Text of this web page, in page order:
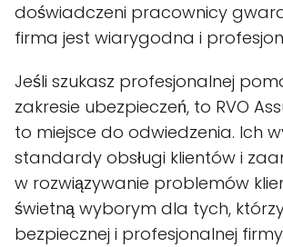
doświadczeni pracownicy
firma jest wiarygodna i
Jeśli szukasz profesjonalnej
zakresie ubezpieczeń, to RVO
to miejsce do odwiedzenia. Ich
standardy obsługi klientów i
w rozwiązywanie problemów
świetną wyborym dla tych,
bezpiecznej i profesjonalnej firmy